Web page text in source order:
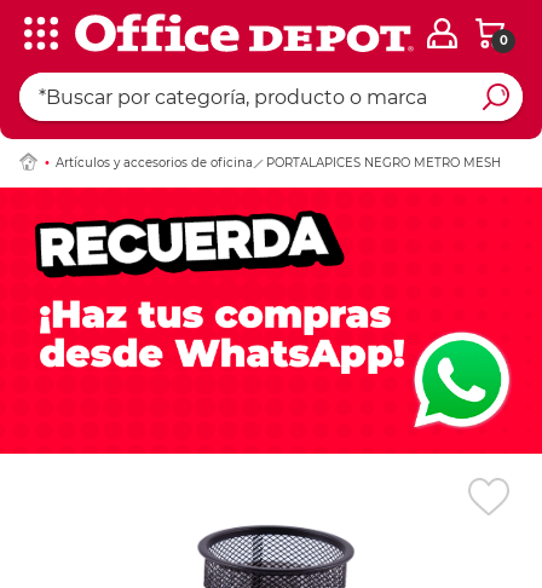
0
Artículos y accesorios de oficina PORTALAPICES NEGRO METRO MESH
Ingresar Codigo